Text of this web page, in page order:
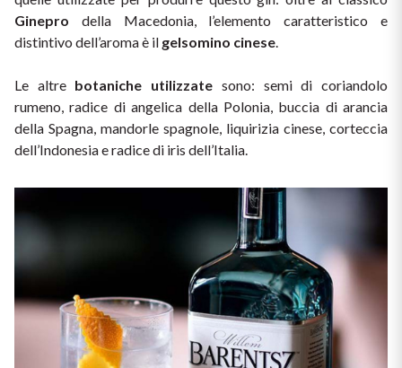
Ginepro della Macedonia, l’elemento caratteristico e
distintivo dell’aroma è il gelsomino cinese.
Le altre botaniche utilizzate sono: semi di coriandolo
rumeno, radice di angelica della Polonia, buccia di arancia
della Spagna, mandorle spagnole, liquirizia cinese, corteccia
dell’Indonesia e radice di iris dell’Italia.